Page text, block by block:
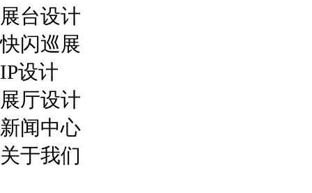
展台设计
快闪巡展
IP设计
展厅设计
新闻中心
关于我们